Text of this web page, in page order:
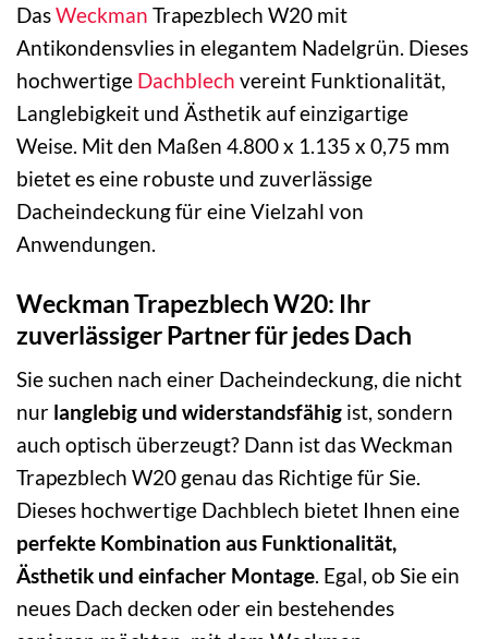
DasWeckman Trapezblech W20 mit
Antikondensvlies in elegantem Nadelgrün. Dieses
hochwertige Dachblech vereint Funktionalität,
Langlebigkeit und Ästhetik auf einzigartige
Weise. Mit den Maßen 4.800 x 1.135 x 0,75 mm
bietet es eine robuste und zuverlässige
Dacheindeckung für eine Vielzahl von
Anwendungen.
Weckman Trapezblech W20: Ihr
zuverlässiger Partner für jedes Dach
Sie suchen nach einer Dacheindeckung, die nicht
nur langlebig und widerstandsfähig ist, sondern
auch optisch überzeugt? Dann ist das Weckman
Trapezblech W20 genau das Richtige für Sie.
Dieses hochwertige Dachblech bietet Ihnen eine
perfekte Kombination aus Funktionalität,
Ästhetik und einfacher Montage. Egal, ob Sie ein
neues Dach decken oder ein bestehendes